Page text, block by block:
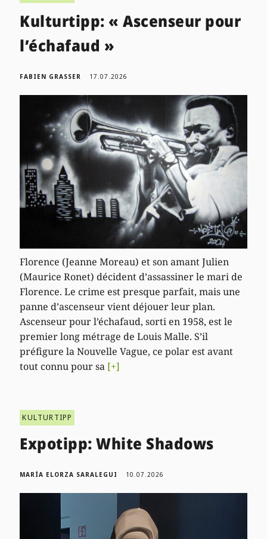
Kulturtipp: « Ascenseur pour
l’échafaud »
FABIEN GRASSER 17.07.2026
Florence (Jeanne Moreau) et son amant Julien
(Maurice Ronet) décident d’assassiner le mari de
Florence. Le crime est presque parfait, mais une
panne d’ascenseur vient déjouer leur plan.
Ascenseur pour l’échafaud, sorti en 1958, est le
premier long métrage de Louis Malle. S’il
préfigure la Nouvelle Vague, ce polar est avant
tout connu pour sa [+]
KULTURTIPP
Expotipp: White Shadows
MARÍA ELORZA SARALEGUI 10.07.2026